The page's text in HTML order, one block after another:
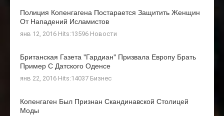
Полиция Копенгагена Постарается Защитить Женщин
От Нападений Исламистов
янв 12, 2016 Hits:13596 Новости
Британская Газета "Гардиан" Призвала Европу Брать
Пример С Датского Оденсе
янв 22, 2016 Hits:14037 Бизнес
Копенгаген Был Признан Скандинавской Столицей
Моды